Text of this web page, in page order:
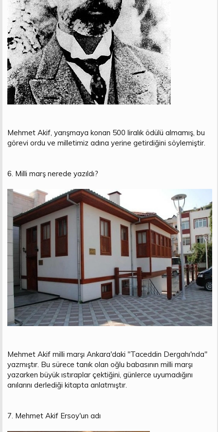
Mehmet Akif, yarışmaya konan 500 liralık ödülü almamış, bu
görevi ordu ve milletimiz adına yerine getirdiğini söylemiştir.
6. Milli marş nerede yazıldı?
Mehmet Akif milli marşı Ankara'daki "Taceddin Dergahı'nda"
yazmıştır. Bu sürece tanık olan oğlu babasının milli marşı
yazarken büyük ıstıraplar çektiğini, günlerce uyumadığını
anılarını derlediği kitapta anlatmıştır.
7. Mehmet Akif Ersoy'un adı